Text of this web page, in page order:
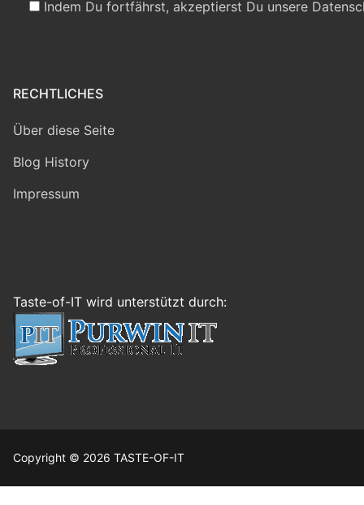
Indem Du fortfährst, akzeptierst Du unsere
RECHTLICHES
Über diese Seite
Blog History
Impressum
Taste-of-IT wird unterstützt durch:
Copyright © 2026 TASTE-OF-IT